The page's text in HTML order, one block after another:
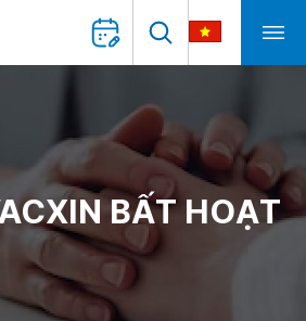
BẤT HOẠT